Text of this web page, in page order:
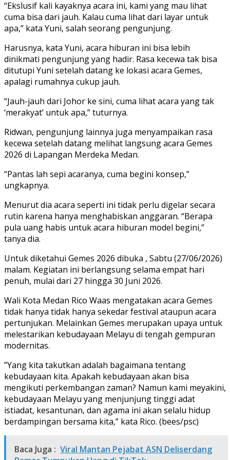
“Ekslusif kali kayaknya acara ini, kami yang mau lihat
cuma bisa dari jauh. Kalau cuma lihat dari layar untuk
apa,” kata Yuni, salah seorang pengunjung.
Harusnya, kata Yuni, acara hiburan ini bisa lebih
dinikmati pengunjung yang hadir. Rasa kecewa tak bisa
ditutupi Yuni setelah datang ke lokasi acara Gemes,
apalagi rumahnya cukup jauh.
“Jauh-jauh dari Johor ke sini, cuma lihat acara yang tak
‘merakyat’ untuk apa,” tuturnya.
Ridwan, pengunjung lainnya juga menyampaikan rasa
kecewa setelah datang melihat langsung acara Gemes
2026 di Lapangan Merdeka Medan.
“Pantas lah sepi acaranya, cuma begini konsep,”
ungkapnya.
Menurut dia acara seperti ini tidak perlu digelar secara
rutin karena hanya menghabiskan anggaran. “Berapa
pula uang habis untuk acara hiburan model begini,”
tanya dia.
Untuk diketahui Gemes 2026 dibuka , Sabtu (27/06/2026)
malam. Kegiatan ini berlangsung selama empat hari
penuh, mulai dari 27 hingga 30 Juni 2026.
Wali Kota Medan Rico Waas mengatakan acara Gemes
tidak hanya tidak hanya sekedar festival ataupun acara
pertunjukan. Melainkan Gemes merupakan upaya untuk
melestarikan kebudayaan Melayu di tengah gempuran
modernitas.
​”Yang kita takutkan adalah bagaimana tentang
kebudayaan kita. Apakah kebudayaan akan bisa
mengikuti perkembangan zaman? Namun kami meyakini,
kebudayaan Melayu yang menjunjung tinggi adat
istiadat, kesantunan, dan agama ini akan selalu hidup
berdampingan bersama kita,” kata Rico. (bees/psc)
Baca Juga : Viral Mantan Pejabat ASN Deliserdang